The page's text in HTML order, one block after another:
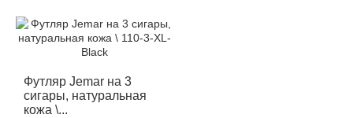
Футляр Jemar на 3
сигары, натуральная
кожа \...